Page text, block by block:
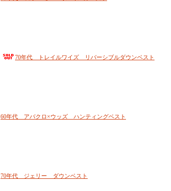
70年代 トレイルワイズ リバーシブルダウンベスト
60年代 アバクロ×ウッズ ハンティングベスト
70年代 ジェリー ダウンベスト